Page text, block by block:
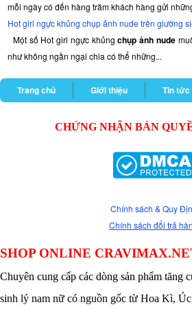
mỗi ngày có đến hàng trăm khách hàng gửi
Hot girl ngực khủng chụp ảnh nude trên giường
Một số Hot girl ngực khủngchụp ảnh nude
như không ngần ngại chia có thể những...
Trang chủ Giới thiệu Tin tức
CHỨNG NHẬN BẢN
Chính sách & Quy
Chính sách đổi trả
SHOP ONLINE
Chuyên cung cấp các dòng sản phẩm tăng
sinh lý nam nữ có nguồn gốc từ Hoa Kì,